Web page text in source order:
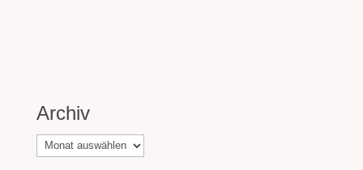
Archiv
Archiv